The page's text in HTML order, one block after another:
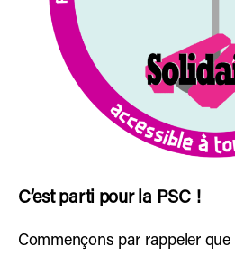
C’est parti pour la PSC !
Commençons par rappeler